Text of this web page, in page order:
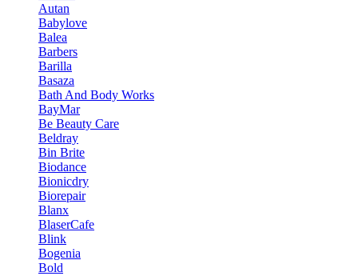
Autan
Babylove
Balea
Barbers
Barilla
Basaza
Bath And Body Works
BayMar
Be Beauty Care
Beldray
Bin Brite
Biodance
Bionicdry
Biorepair
Blanx
BlaserCafe
Blink
Bogenia
Bold